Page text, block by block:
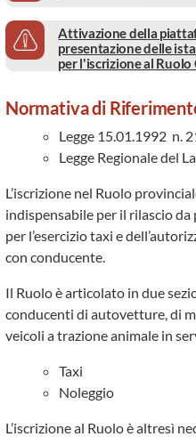
Attivazione della
presentazione delle
per l'iscrizione al
Normativa di
Legge 15.01.1992 n.
Legge Regionale del
L’iscrizione nel Ruolo
indispensabile per il rilascio
per l’esercizio taxi e
con conducente.
Il Ruolo è articolato in due
conducenti di autovetture, di
veicoli a trazione animale in
Taxi
Noleggio
L’iscrizione al Ruolo è altresì